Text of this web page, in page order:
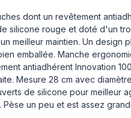
Acide
1 pièce(s)
dont un revêtement
silicone rouge et doté d'un
maintien. Un design
emballée. Manche
antiadhérent Innovation
Mesure 28 cm avec
de silicone pour meilleur
un peu et est assez